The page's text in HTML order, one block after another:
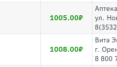
1005.00
ул.
1008.00
Вита
г.
8 800